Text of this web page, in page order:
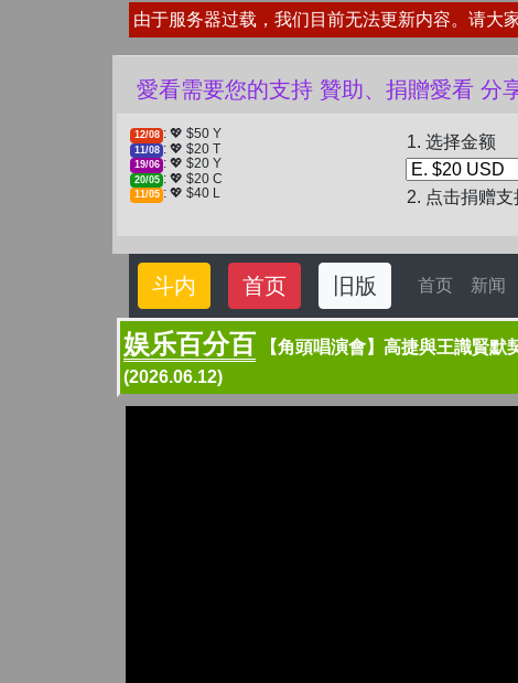
由于服务器过载，我们目前无法更新内容。请大
❤️ 愛看需要您的支持 贊助、捐贈
12/08 : 💖 $50 Y
11/08 : 💖 $20 T
19/06 : 💖 $20 Y
20/05 : 💖 $20 C
11/05 : 💖 $40 L
1. 选择金额
2. 点击捐赠支
斗内 首页 旧版 首页 新闻
娱乐百分百
【角頭唱演會】高捷與王識賢
(2026.06.12)